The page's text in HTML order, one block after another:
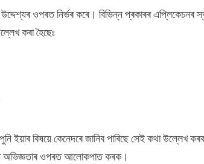
ওপৰত নিৰ্ভৰ কৰে। বিভিন্ন প্ৰকাৰৰ এপ্লিকেচনৰ
কৰা হৈছেঃ
বিষয়ে কেনেদৰে জানিব পাৰিছে সেই কথা উল্লেখ
অভিজ্ঞতাৰ ওপৰত আলোকপাত কৰক।